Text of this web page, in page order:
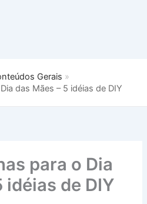
Gerais
das Mães – 5 idéias de DIY
para o Dia
idéias de DIY